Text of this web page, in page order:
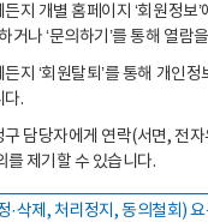
지 개별 홈페이지 ‘회원정보
거나 ‘문의하기’를 통해 열람
지 ‘회원탈퇴’를 통해 개인정
다.
담당자에게 연락(서면, 전자
를 제기할 수 있습니다.
·삭제, 처리정지, 동의철회)